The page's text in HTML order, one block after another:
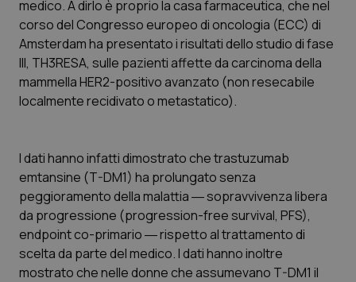
Edizioni Regionali
QS Pro
Professionisti Sanitari.AI
Basilicata
Calabria
Campania
Artrite & artrosi
Asma & BPCO
Car-T
QS Club Newsletter
medico. A dirlo è proprio la casa farmaceutica, che nel
corso del Congresso europeo di oncologia (ECC) di
Amsterdam ha presentato i risultati dello studio di fase
III, TH3RESA, sulle pazienti affette da carcinoma della
mammella HER2-positivo avanzato (non resecabile
localmente recidivato o metastatico).
I dati hanno infatti dimostrato chetrastuzumab
emtansine (T-DM1) ha prolungato senza
peggioramento della malattia ― sopravvivenza libera
da progressione (progression-free survival, PFS),
endpoint co-primario ― rispetto al trattamento di
scelta da parte del medico. I dati hanno inoltre
mostrato che nelle donne che assumevano T-DM1 il